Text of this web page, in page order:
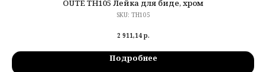
OUTE TH105 Лейка для биде, хром
SKU: TH105
2 911,14 р.
Подробнее